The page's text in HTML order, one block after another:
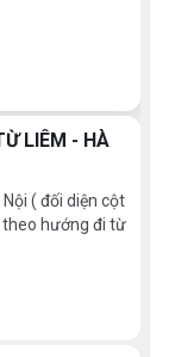
LIÊM - HÀ
( đối diện cột
hướng đi từ